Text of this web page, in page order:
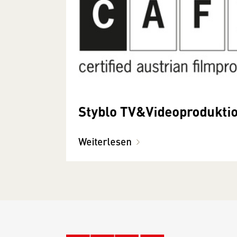
Styblo
Weiterlesen